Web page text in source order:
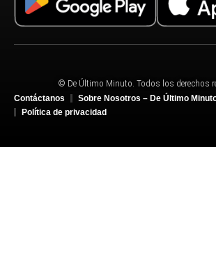
© De Último Minuto. Todos los derechos
Contáctanos
Sobre Nosotros – De Último
Política de privacidad